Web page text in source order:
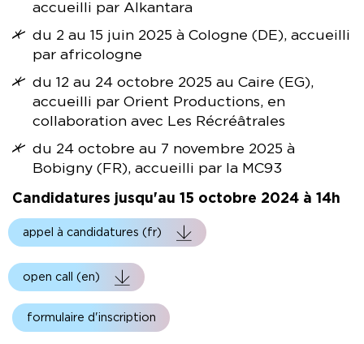
accueilli par Alkantara
du 2 au 15 juin 2025 à Cologne (DE), accueilli
par africologne
du 12 au 24 octobre 2025 au Caire (EG),
accueilli par Orient Productions, en
collaboration avec Les Récréâtrales
du 24 octobre au 7 novembre 2025 à
Bobigny (FR), accueilli par la MC93
Candidatures jusqu'au 15 octobre 2024 à 14h
Fichier
appel à candidatures (fr)
Fichier
open call (en)
formulaire d'inscription